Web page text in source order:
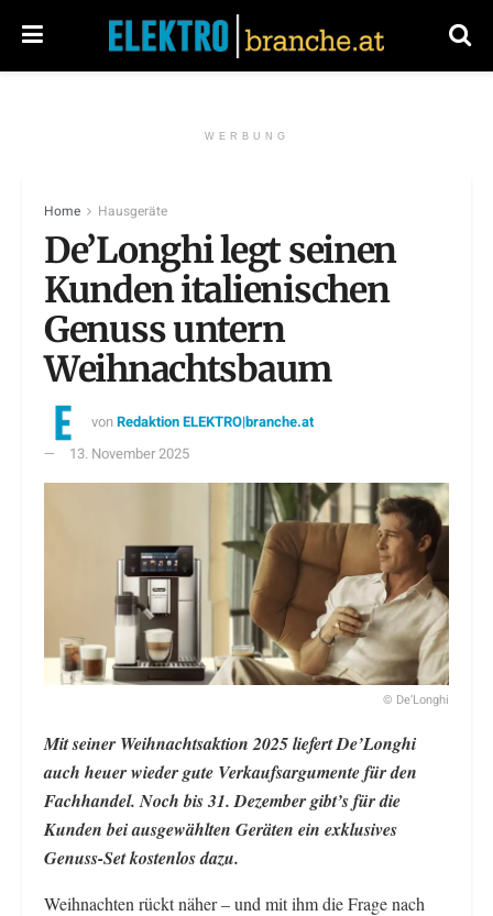
WERBUNG
Home Hausgeräte
De’Longhi legt seinen
Kunden italienischen
Genuss untern
Weihnachtsbaum
vonRedaktion ELEKTRO|branche.at
13. November 2025
© De’Longhi
Mit seiner Weihnachtsaktion 2025 liefert De’Longhi
auch heuer wieder gute Verkaufsargumente für den
Fachhandel. Noch bis 31. Dezember gibt’s für die
Kunden bei ausgewählten Geräten ein exklusives
Genuss-Set kostenlos dazu.
Weihnachten rückt näher – und mit ihm die Frage nach